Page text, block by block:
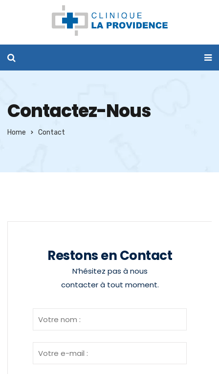
Contactez-Nous
Home Contact
Restons en Contact
N’hésitez pas à nous
contacter à tout moment.